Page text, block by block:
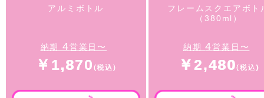
アルミボトル
納期 4営業日〜
￥1,870
フレームスクエアボト
（380ml）
納期4営業日〜
￥2,480